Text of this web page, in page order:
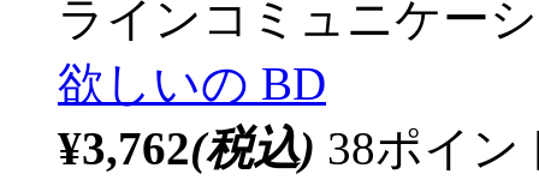
ラインコミュニケー
欲しいの BD
¥3,762(税込) 38ポイ